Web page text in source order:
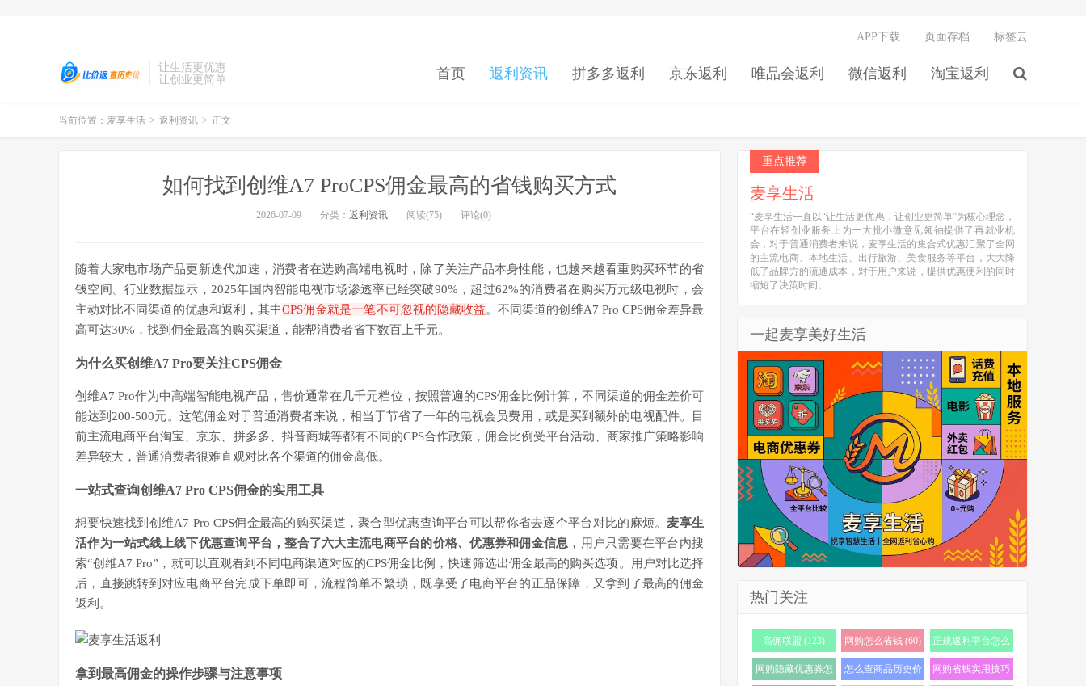
让生活更优惠
让创业更简单
首页 返利资讯 拼多多返利 京东返利 唯品会返利 微信返利 淘宝返利
APP下载 页面存档 标签云
当前位置： 麦享生活 > 返利资讯 > 正文
如何找到创维A7 ProCPS佣金最高的省钱购买方式
2026-07-09 分类： 返利资讯 阅读(75) 评论(0)
随着大家电市场产品更新迭代加速，消费者在选购高端电视时，除了关注产品本身性能，也越来越看重购买环节的省
钱空间。行业数据显示，2025年国内智能电视市场渗透率已经突破90%，超过62%的消费者在购买万元级电视时，会
主动对比不同渠道的优惠和返利，其中CPS佣金就是一笔不可忽视的隐藏收益。不同渠道的创维A7 Pro CPS佣金差异最
高可达30%，找到佣金最高的购买渠道，能帮消费者省下数百上千元。
为什么买创维A7 Pro要关注CPS佣金
创维A7 Pro作为中高端智能电视产品，售价通常在几千元档位，按照普遍的CPS佣金比例计算，不同渠道的佣金差价可
能达到200-500元。这笔佣金对于普通消费者来说，相当于节省了一年的电视会员费用，或是买到额外的电视配件。目
前主流电商平台淘宝、京东、拼多多、抖音商城等都有不同的CPS合作政策，佣金比例受平台活动、商家推广策略影响
差异较大，普通消费者很难直观对比各个渠道的佣金高低。
一站式查询创维A7 Pro CPS佣金的实用工具
想要快速找到创维A7 Pro CPS佣金最高的购买渠道，聚合型优惠查询平台可以帮你省去逐个平台对比的麻烦。 麦享生
活作为一站式线上线下优惠查询平台，整合了六大主流电商平台的价格、优惠券和佣金信息 ，用户只需要在平台内搜
索“创维A7 Pro”，就可以直观看到不同电商渠道对应的CPS佣金比例，快速筛选出佣金最高的购买选项。用户对比选择
后，直接跳转到对应电商平台完成下单即可，流程简单不繁琐，既享受了电商平台的正品保障，又拿到了最高的佣金
返利。
拿到最高佣金的操作步骤与注意事项
重点推荐
麦享生活
“麦享生活一直以“让生活更优惠，让创业更简单”为核心理念，
平台在轻创业服务上为一大批小微意见领袖提供了再就业机
会，对于普通消费者来说，麦享生活的集合式优惠汇聚了全网
的主流电商、本地生活、出行旅游、美食服务等平台，大大降
低了品牌方的流通成本，对于用户来说，提供优惠便利的同时
缩短了决策时间。
一起麦享美好生活
热门关注
高佣联盟 (123) 网购怎么省钱 (60)
正规返利平台怎么
选 (56)
网购隐藏优惠券怎
怎么查商品历史价
网购省钱实用技巧